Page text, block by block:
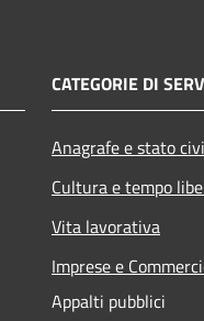
CATEGORIE DI
Anagrafe e stato
Cultura e tempo
Vita lavorativa
Imprese e
Appalti pubblici